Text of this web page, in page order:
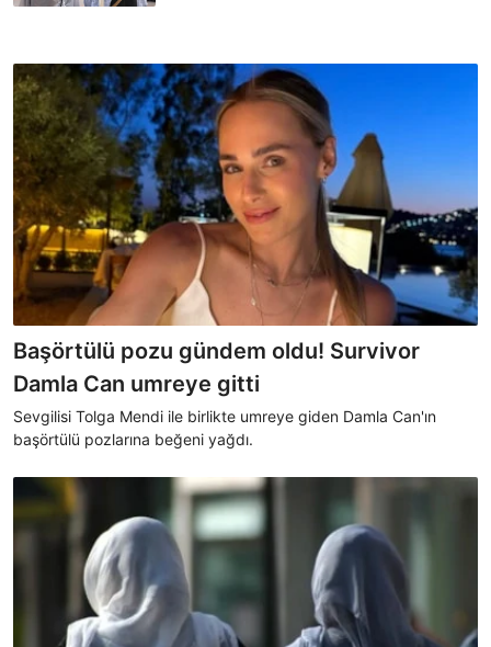
Başörtülü pozu gündem oldu! Survivor
Damla Can umreye gitti
Sevgilisi Tolga Mendi ile birlikte umreye giden Damla Can'ın
başörtülü pozlarına beğeni yağdı.